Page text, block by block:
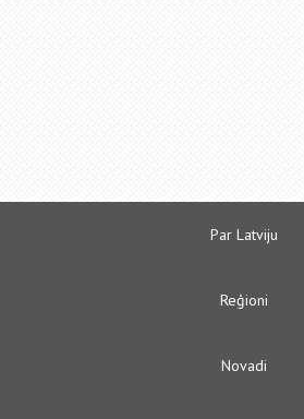
Par Latviju
Reģioni
Novadi